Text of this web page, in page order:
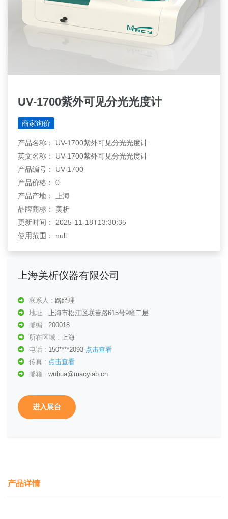
UV-1700紫外可见分光光度计
商家询价
产品名称： UV-1700紫外可见分光光度计
英文名称： UV-1700紫外可见分光光度计
产品编号： UV-1700
产品价格： 0
产品产地： 上海
品牌商标： 美析
更新时间： 2025-11-18T13:30:35
使用范围： null
上海美析仪器有限公司
联系人 : 路经理
地址 : 上海市松江区联营路615号9幢二层
邮编 : 200018
所在区域 : 上海
电话 : 150****2093 点击查看
传真 : 点击查看
邮箱 : wuhua@macylab.cn
进入展台
产品详情